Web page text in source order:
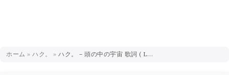
ホーム » ハク。 » ハク。 – 頭の中の宇宙 歌詞 ( Lyrics)